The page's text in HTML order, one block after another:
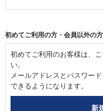
初めてご利用の方・会員以外の方
初めてご利用のお客様は、
い。
メールアドレスとパスワー
できるようになります。